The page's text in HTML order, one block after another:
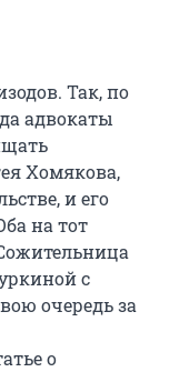
Так, по
адвокаты
Хомякова,
и его
на тот
с
очередь за
о